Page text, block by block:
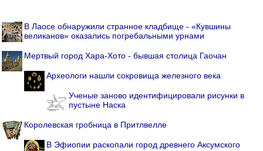
В Лаосе обнаружили странное кладбище - «Кувшины
великанов» оказались погребальными урнами
Мертвый город Хара-Хото - бывшая столица Гаочан
Археологи нашли сокровища железного века
Ученые заново идентифицировали рисунки в
пустыне Наска
Королевская гробница в Притлвелле
В Эфиопии раскопали город древнего Аксумского